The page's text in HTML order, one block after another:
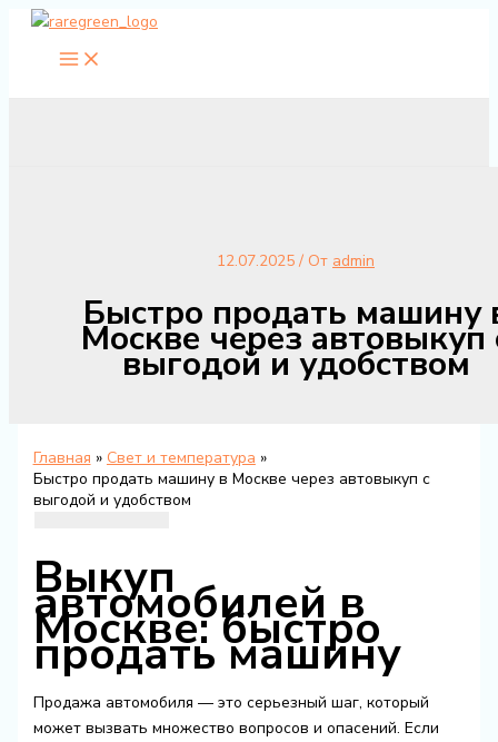
Перейти
содержимому
12.07.2025 / От admin
Быстро продать машину
Москве через автовыкуп
выгодой и удобством
Главная
Свет и температура
Быстро продать машину в Москве через автовыкуп с
выгодой и удобством
Выкуп
автомобилей в
Москве: быстро
продать машину
Продажа автомобиля — это серьезный шаг, который
может вызвать множество вопросов и опасений. Если